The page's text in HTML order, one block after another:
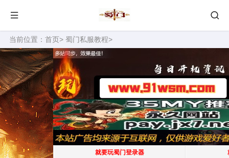
当前位置： 首页> 蜀门私服教程>